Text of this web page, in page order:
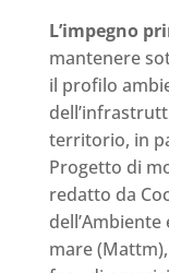
L’impegno
mantenere
il profilo
territorio, in
Progetto di
redatto da
mare